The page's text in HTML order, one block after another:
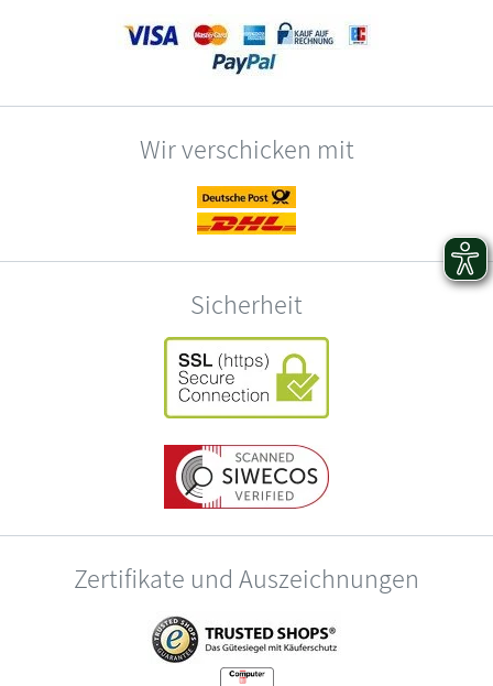
Wir verschicken mit
Sicherheit
Zertifikate und Auszeichnungen